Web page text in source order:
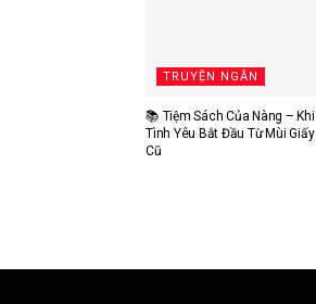
TRUYỆN NGẮN
📚 Tiệm Sách Của Nàng – Khi
Tình Yêu Bắt Đầu Từ Mùi Giấy
Cũ